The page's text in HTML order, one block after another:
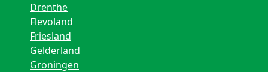
Drenthe
Flevoland
Friesland
Gelderland
Groningen